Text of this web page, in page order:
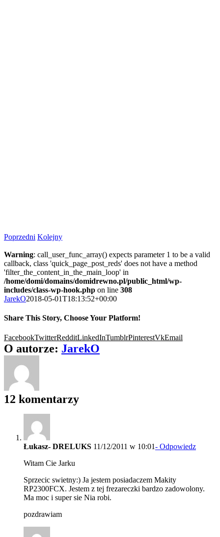
Poprzedni Kolejny
Warning: call_user_func_array() expects parameter 1 to be a valid
callback, class 'quick_page_post_reds' does not have a method
'filter_the_content_in_the_main_loop' in
/home/domi/domains/domidrewno.pl/public_html/wp-
includes/class-wp-hook.php on line 308
JarekO2018-05-01T18:13:52+00:00
Share This Story, Choose Your Platform!
FacebookTwitterRedditLinkedInTumblrPinterestVkEmail
O autorze: JarekO
12 komentarzy
Łukasz- DRELUKS 11/12/2011 w 10:01- Odpowiedz
Witam Cie Jarku
Sprzecic swietny:) Ja jestem posiadaczem Makity
RP2300FCX. Jestem z tej frezareczki bardzo zadowolony.
Ma moc i super sie Nia robi.
pozdrawiam